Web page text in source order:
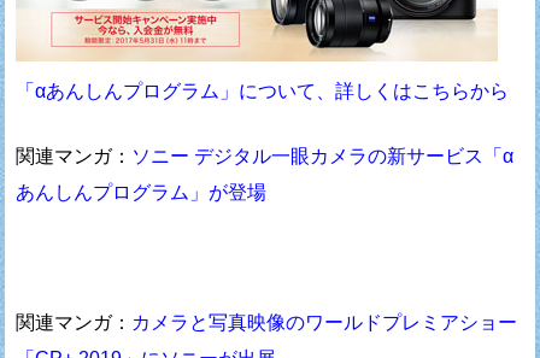
「αあんしんプログラム」について、詳しくはこちらから
関連マンガ： ソニー デジタル一眼カメラの新サービス「α
あんしんプログラム」が登場
関連マンガ： カメラと写真映像のワールドプレミアショー